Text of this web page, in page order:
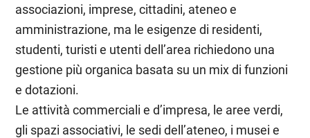
associazioni, imprese, cittadini, ateneo e
amministrazione, ma le esigenze di residenti,
studenti, turisti e utenti dell’area richiedono una
gestione più organica basata su un mix di funzioni
e dotazioni.
Le attività commerciali e d’impresa, le aree verdi,
gli spazi associativi, le sedi dell’ateneo, i musei e